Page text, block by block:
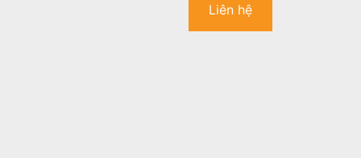
Liên hệ